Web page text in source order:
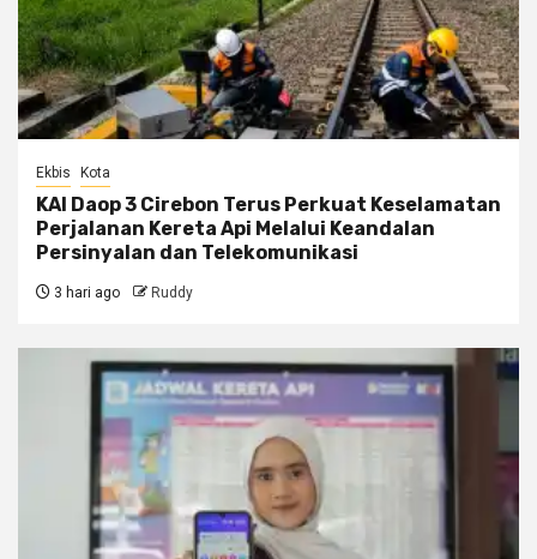
Ekbis Kota
KAI Daop 3 Cirebon Terus Perkuat Keselamatan
Perjalanan Kereta Api Melalui Keandalan
Persinyalan dan Telekomunikasi
3 hari ago Ruddy